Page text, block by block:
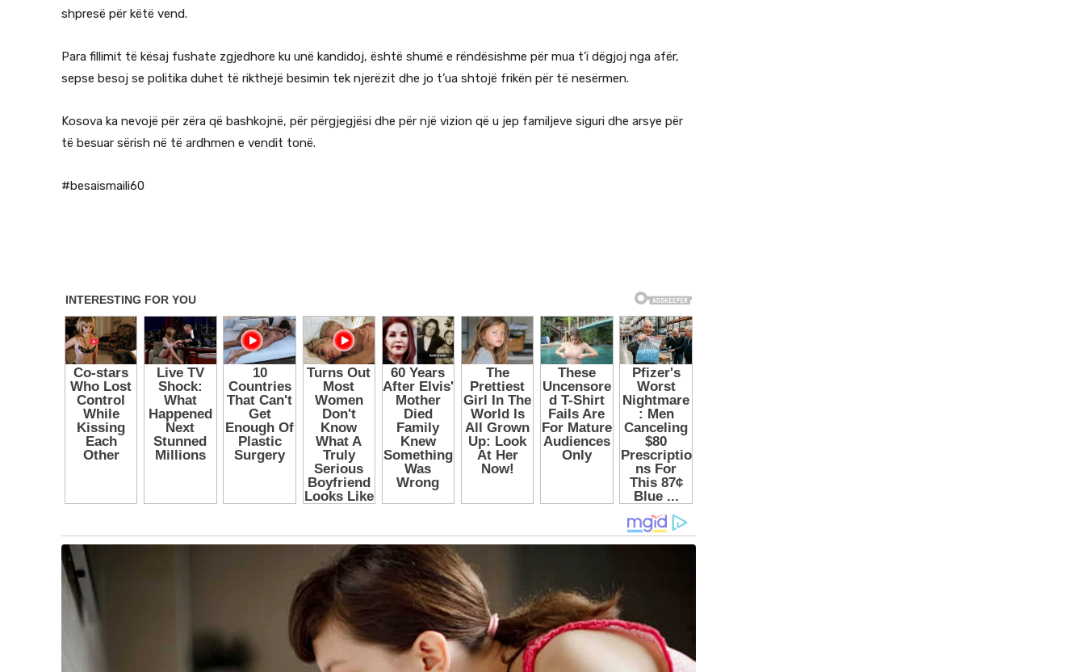
shpresë për këtë vend.
Para fillimit të kësaj fushate zgjedhore ku unë kandidoj, është shumë e rëndësishme për mua t’i dëgjoj nga afër,
sepse besoj se politika duhet të rikthejë besimin tek njerëzit dhe jo t’ua shtojë frikën për të nesërmen.
Kosova ka nevojë për zëra që bashkojnë, për përgjegjësi dhe për një vizion që u jep familjeve siguri dhe arsye për
të besuar sërish në të ardhmen e vendit tonë.
#besaismaili60